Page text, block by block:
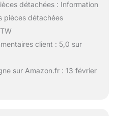
détachées : Information
pièces détachées
client : 5,0 sur
sur Amazon.fr : 13 février